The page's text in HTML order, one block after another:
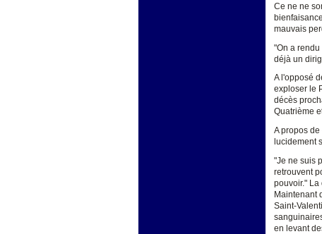
Ce ne ne
mauvais
"On a
déjà un
A l'opposé
exploser le
décès
Quatrième
A propos
lucidement
"Je ne suis
retrouvent
pouvoir."
Maintenant
Saint-
en levant